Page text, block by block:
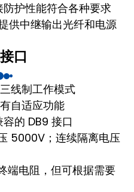
防护性能符合各种要求
供中继输出光纤和电源
口
线制工作模式
自适应功能
的 DB9 接口
5000V；连续隔离电压
端电阻，但可根据需要